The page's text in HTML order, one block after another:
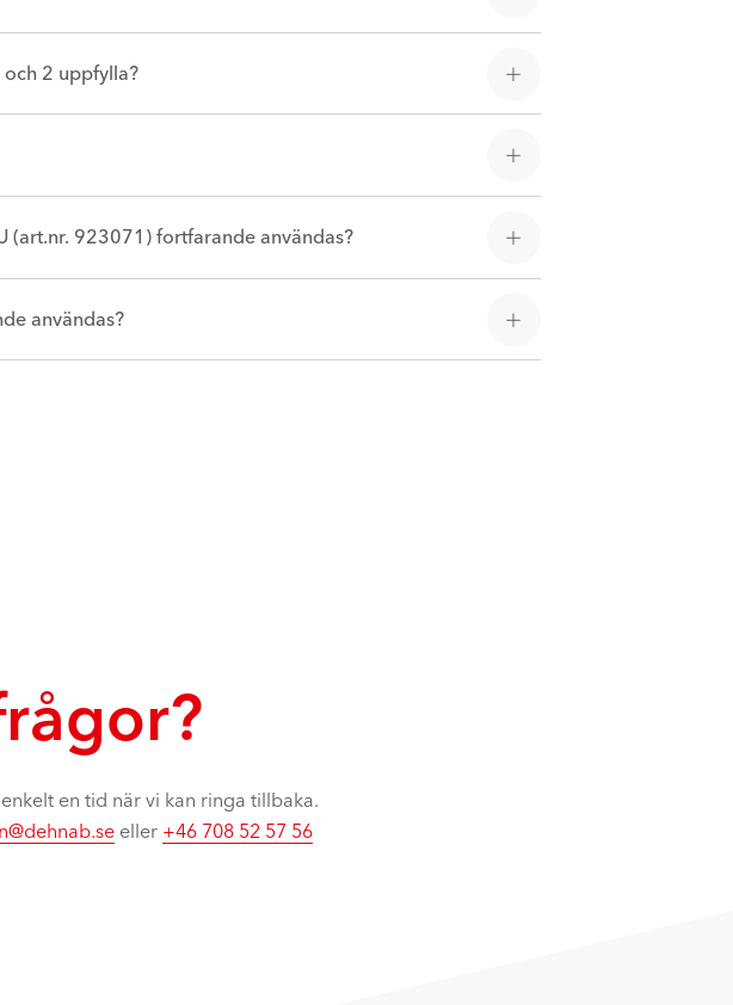
2 uppfylla?
(art.nr. 923071) fortfarande användas?
användas?
en tid när vi kan ringa tillbaka.
eller +46 708 52 57 56